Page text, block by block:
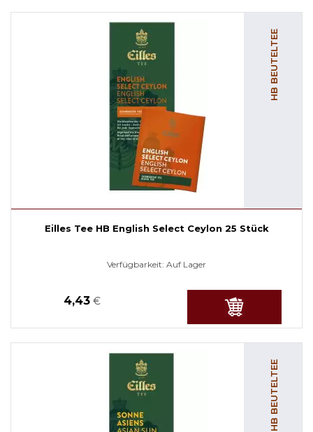
HB BEUTELTEE
Eilles Tee HB English Select Ceylon 25 Stück
Verfügbarkeit: Auf Lager
4,43 €
HB BEUTELTEE